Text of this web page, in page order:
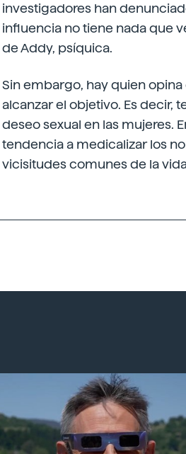
investigadores han
influencia no tiene nada que
de Addy, psíquica.
Sin embargo, hay quien
alcanzar el objetivo. Es decir,
deseo sexual en las mujeres.
tendencia a medicalizar los
vicisitudes comunes de la